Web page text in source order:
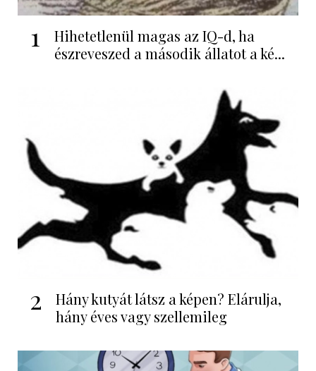
1
Hihetetlenül magas az IQ-d, ha
észreveszed a második állatot a ké...
2
Hány kutyát látsz a képen? Elárulja,
hány éves vagy szellemileg